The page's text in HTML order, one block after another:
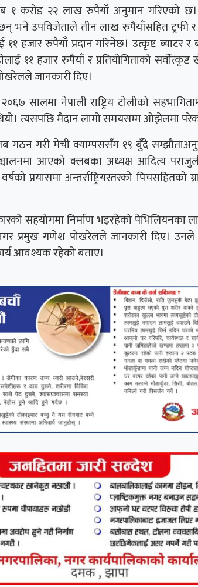
१ करोड २२ लाख रुपैयाँ अनुमान गरिएको
भने उपविजेताले तीन लाख रुपैयाँसहित ट्रफी र
हजार रुपैयाँ प्रदान गरिनेछ। उत्कृष्ट ब्याटर
११ हजार रुपैयाँ र प्रतियोगिताको
जानकारी दिए।
सालमा नेपाली राष्ट्रिय टोलीको
त्यसपछि मैदान लामो समयसम्म ओझेलमा
गठन गरी मेची क्याम्पससँग १९ बुँदे
आएको क्लबका अध्यक्ष आदित्य
प्रयासमा अन्तर्राष्ट्रियस्तरको पिचसहितको
सहयोगमा निर्माण भइरहेको पेभिलियनका
प्रमुख गणेश पोखरेलले जानकारी दिए। उनले
आवश्यक रहेको बताए।